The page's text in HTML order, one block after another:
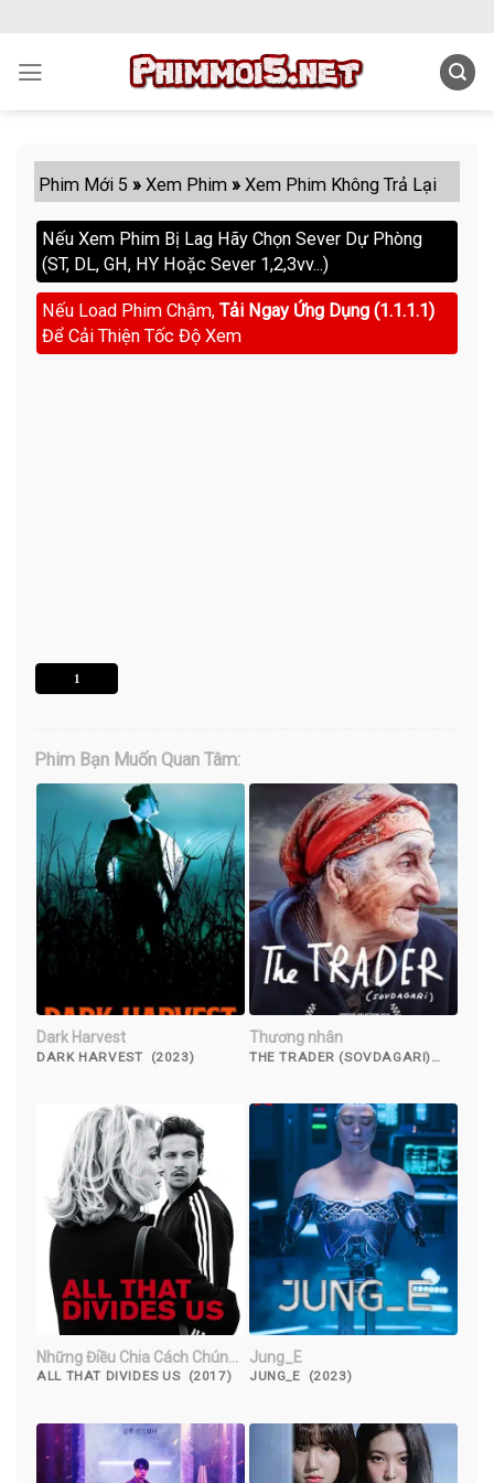
content
Phim Mới 5 »Xem Phim »Xem Phim Không Trả Lại
Nếu Xem Phim Bị Lag Hãy Chọn Sever Dự Phòng
(ST, DL, GH, HY Hoặc Sever 1,2,3vv...)
Nếu Load Phim Chậm, Tải Ngay Ứng Dụng (1.1.1.1)
Để Cải Thiện Tốc Độ Xem
1
Phim Bạn Muốn Quan Tâm:
Dark Harvest
DARK HARVEST (2023)
Thương nhân
THE TRADER (SOVDAGARI)
Những Điều Chia Cách Chúng
Ta
ALL THAT DIVIDES US (2017)
Jung_E
JUNG_E (2023)